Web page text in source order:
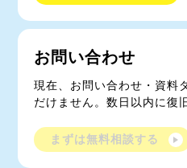
お問い合わせ
現在、お問い合わせ・資料
だけません。数日以内に復
まずは無料相談する